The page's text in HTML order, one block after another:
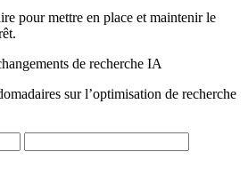
pour mettre en place et maintenir le
de recherche IA
sur l’optimisation de recherche